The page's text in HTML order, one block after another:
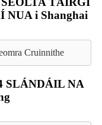
NUA i Shanghai
Cruinnithe
SLÁNDÁIL NA